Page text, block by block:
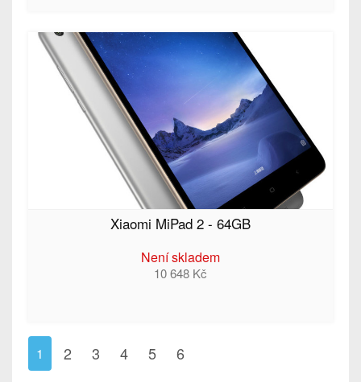
Xiaomi MiPad 2 - 64GB
Není skladem
10 648 Kč
1 2 3 4 5 6